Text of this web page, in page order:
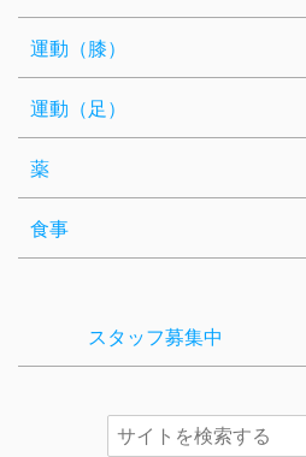
運動（膝）
運動（足）
薬
食事
スタッフ募集中